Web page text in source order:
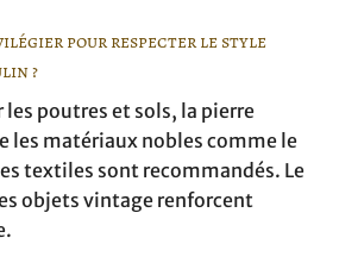
pour respecter le style
?
les poutres et sols, la pierre
les matériaux nobles comme le
textiles sont recommandés. Le
objets vintage renforcent